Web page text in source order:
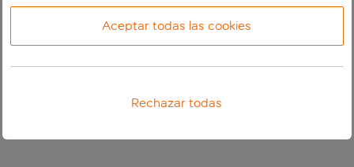
Aceptar todas las cookies
Rechazar todas